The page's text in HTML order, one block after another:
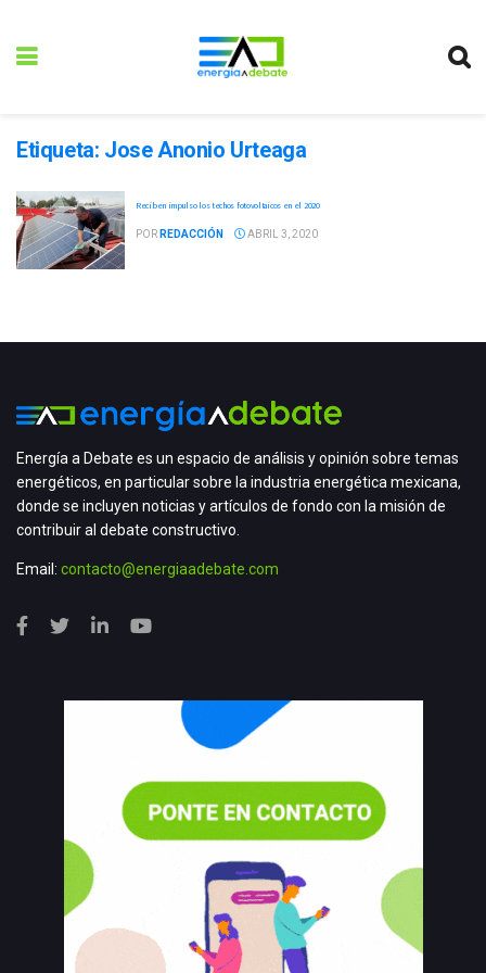
Etiqueta: Jose Anonio Urteaga
Reciben impulso los techos fotovoltaicos en el 2020
POR REDACCIÓN ABRIL 3, 2020
Energía a Debate es un espacio de análisis y opinión sobre temas
energéticos, en particular sobre la industria energética mexicana,
donde se incluyen noticias y artículos de fondo con la misión de
contribuir al debate constructivo.
Email: contacto@energiaadebate.com